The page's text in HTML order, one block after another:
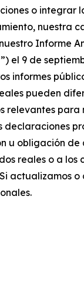
o integrar
nuestra
Informe
el 9 de
informes
pueden
para
u obligación
reales o a los
actualizamos